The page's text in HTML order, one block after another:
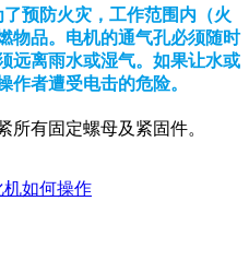
预防火灾，工作范围内（火
物品。电机的通气孔必须随时
远离雨水或湿气。如果让水或
作者遭受电击的危险。
所有固定螺母及紧固件。
机如何操作